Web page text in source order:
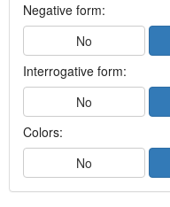
Negative form:
No
Interrogative form:
No
Colors:
No